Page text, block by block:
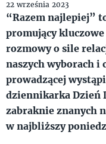
22 września 2023
“Razem najlepiej”
promujący
rozmowy o sile
naszych wyborach i
prowadzącej
dziennikarka Dzień
zabraknie znanych
w najbliższy